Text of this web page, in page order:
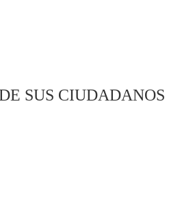
SUS CIUDADANOS